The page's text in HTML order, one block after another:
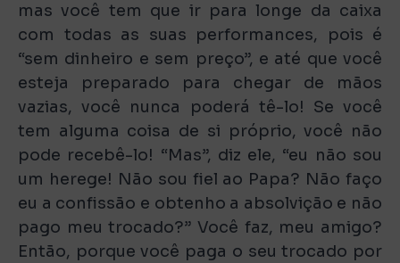
mas você tem que ir para longe da caixa
com todas as suas performances, pois é
“sem dinheiro e sem preço”, e até que você
esteja preparado para chegar de mãos
vazias, você nunca poderá tê-lo! Se você
tem alguma coisa de si próprio, você não
pode recebê-lo! “Mas”, diz ele, “eu não sou
um herege! Não sou fiel ao Papa? Não faço
eu a confissão e obtenho a absolvição e não
pago meu trocado?” Você faz, meu amigo?
Então, porque você paga o seu trocado por